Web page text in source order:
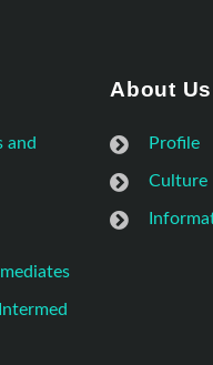
and
About Us
Profile
Culture